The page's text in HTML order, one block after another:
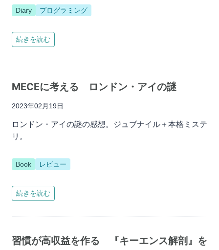
Diary プログラミング
続きを読む
MECEに考える ロンドン・アイの謎
2023年02月19日
ロンドン・アイの謎の感想。ジュブナイル＋本格ミステ
リ。
Book レビュー
続きを読む
習慣が高収益を作る 『キーエンス解剖』を